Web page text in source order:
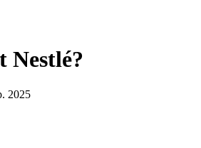
Nestlé?
2025